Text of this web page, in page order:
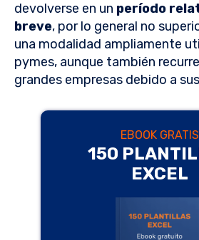
devolverse en un período
breve, por lo general no
una modalidad ampliamente
pymes, aunque también
grandes empresas debido a
150
EXCEL
EBOOK GRATIS